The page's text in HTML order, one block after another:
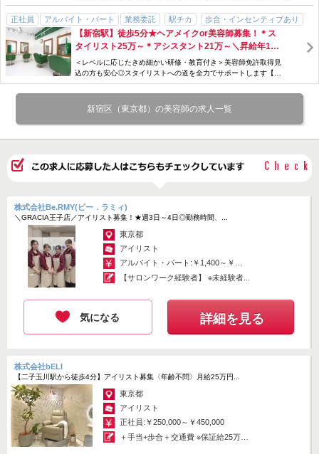
ーの無料講習もあり◎
ップしたい方にもおすすめです◎
正社員 アルバイト・パート 業務委託 駅チカ
歩合・インセンティブあり
アットホーム
経験者優遇 未経験者歓迎
ブランクOK
勤務時間・曜日応相談
手当充実 交通費支給 急募
社会保険完備
スタッフ割引・特典あり
週2日～
【新宿駅】徒歩5分★ヘアメイクor美容師募集！＊ス
タイリスト25万～＊アシスタント21万～＼昇給年1回
／セットサロン＆美容室のトータルサロン♪！正社員&
パート
＜レベルに応じたきめ細かい研修・教育付き＞美容師免許取得見
込の方も安心◎スタイリストへの道を全力でサポートします【ア
ルバイトは週2日～OK】
新宿区（東京都）の美容師の求人一覧
株式会社Be.RMY(ビー．ラミィ)
＼GRACIA王子店／アイリスト募集！★週3日～4日◎勤務時間、...
東京都
アイリスト
アルバイト・パート:￥1,400～￥1,900
【サロンワーク経験者】 ※未経験者...
気になる 詳細を見る
株式会社bELI
【二子玉川駅から徒歩4分】アイリスト募集〈年齢不問〉月給25万円...
東京都
アイリスト
正社員:￥250,000～￥450,000